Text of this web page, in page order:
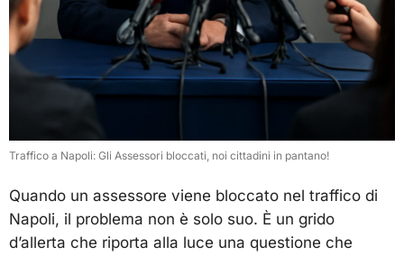
Traffico a Napoli: Gli Assessori bloccati, noi cittadini in pantano!
Quando un assessore viene bloccato nel traffico di
Napoli, il problema non è solo suo. È un grido
d’allerta che riporta alla luce una questione che